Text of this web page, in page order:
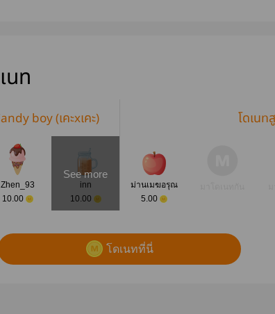
นท
boy (เคะxเคะ)
Zhen_93
10.00
See more
inn
10.00
โดเน
ม่านเมฆอรุณ
5.00
โดเนทที่นี่